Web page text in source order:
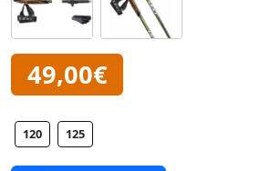
49,00€
120 125